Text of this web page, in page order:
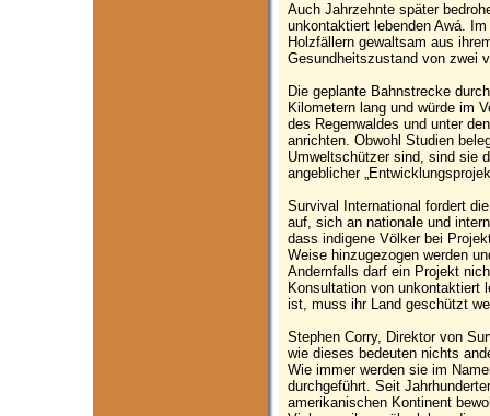
Auch Jahrzehnte später
unkontaktiert lebenden Awá.
Holzfällern gewaltsam aus
Gesundheitszustand von zwei
Die geplante Bahnstrecke
Kilometern lang und würde im
des Regenwaldes und unter
anrichten. Obwohl Studien
Umweltschützer sind, sind sie
angeblicher
Survival International fordert
auf, sich an nationale und
dass indigene Völker bei
Weise hinzugezogen werden
Andernfalls darf ein Projekt
Konsultation von unkontaktiert
ist, muss ihr Land geschützt
Stephen Corry, Direktor von
wie dieses bedeuten nichts
Wie immer werden sie im
durchgeführt. Seit
amerikanischen Kontinent